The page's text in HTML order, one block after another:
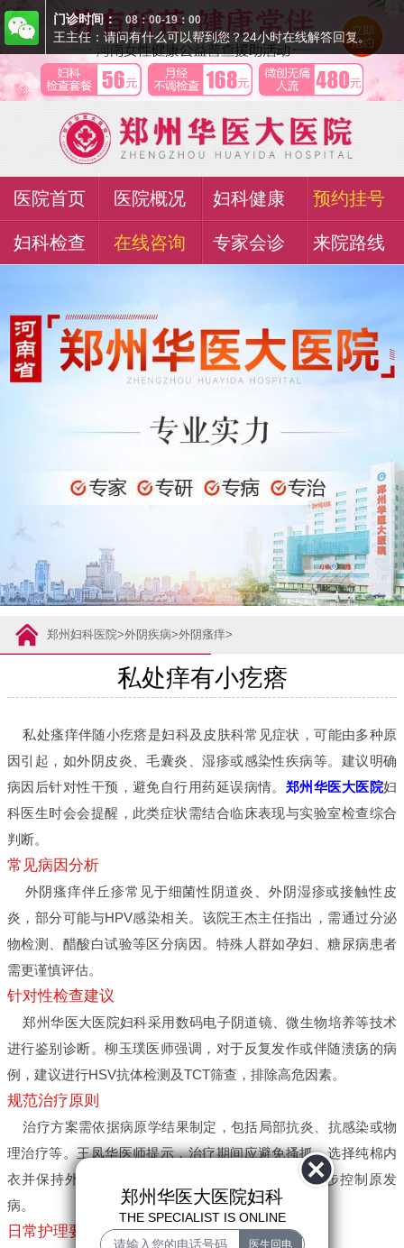
医院首页 医院概况 妇科健康 预约挂号
妇科检查 在线咨询 专家会诊 来院路线
郑州妇科医院>外阴疾病>外阴瘙痒>
私处痒有小疙瘩
私处瘙痒伴随小疙瘩是妇科及皮肤科常见症状，可能由多种原
因引起，如外阴皮炎、毛囊炎、湿疹或感染性疾病等。建议明确
病因后针对性干预，避免自行用药延误病情。 郑州华医大医院妇
科医生时会会提醒，此类症状需结合临床表现与实验室检查综合
判断。
常见病因分析
外阴瘙痒伴丘疹常见于细菌性阴道炎、外阴湿疹或接触性皮
炎，部分可能与HPV感染相关。该院王杰主任指出，需通过分泌
物检测、醋酸白试验等区分病因。特殊人群如孕妇、糖尿病患者
需更谨慎评估。
针对性检查建议
郑州华医大医院妇科采用数码电子阴道镜、微生物培养等技术
进行鉴别诊断。柳玉璞医师强调，对于反复发作或伴随溃疡的病
例，建议进行HSV抗体检测及TCT筛查，排除高危因素。
规范治疗原则
治疗方案需依据病原学结果制定，包括局部抗炎、抗感染或物
理治疗等。王凤华医师提示，治疗期间应避免搔抓，选择纯棉内
衣并保持外阴干燥。合并糖尿病等基础疾病者需同步控制原发
病。
日常护理要点
门诊时间： 08：00-19：00
王主任：请问有什么可以帮到您？24小时在线解答回复。
郑州华医大医院妇科
THE SPECIALIST IS ONLINE